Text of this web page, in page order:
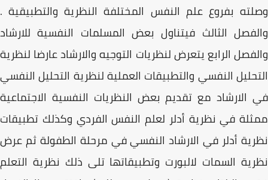
وصلته بفروع علم النفس المختلفة النظرية والتطبيقية .
والفصل الثالث فيتناول بعض المسلمات النفسية للارشاد
والفصل الرابع يتعرض لنظريات التوجيه والارشاد عارضا لنظرية
التحليل النفسي والتطبيقات العملية لنظرية التحليل النفسي
في الارشاد مع تقديم بعض النظريات النفسية الاجتماعية
ممثلة في نظرية أدلر لعلم النفس الفردي وكذلك تطبيقات
نظرية أدلر في الارشاد النفسي في مرحلة الطفولة ثم عرض
نظرية السمات لالبورت وتطبيقاتها تلى ذلك نظرية التعلم